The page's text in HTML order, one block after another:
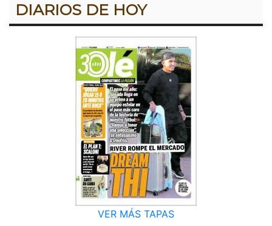
DIARIOS DE HOY
VER MÁS TAPAS